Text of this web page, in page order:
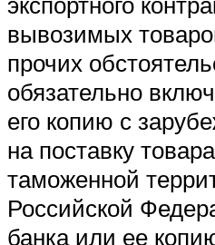
вывозимых
прочих
обязательно
его копию с
на поставку
таможенной
Российской
банка или ее